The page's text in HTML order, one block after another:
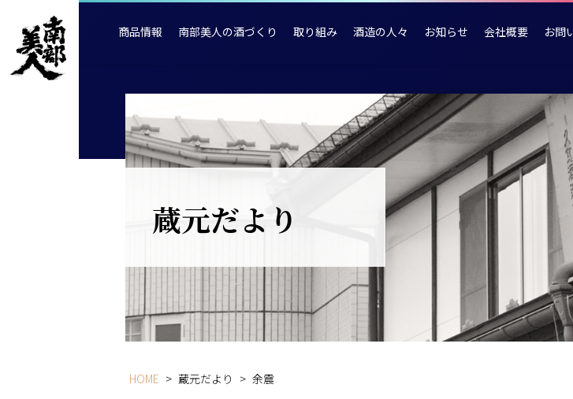
商品情報 南部美人の酒づくり 取り組み 酒造の人々 お知らせ 会社概要 お問
蔵元だより
HOME > 蔵元だより > 余震